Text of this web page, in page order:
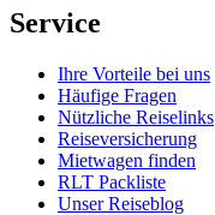
Service
Ihre Vorteile bei uns
Häufige Fragen
Nützliche Reiselinks
Reiseversicherung
Mietwagen finden
RLT Packliste
Unser Reiseblog